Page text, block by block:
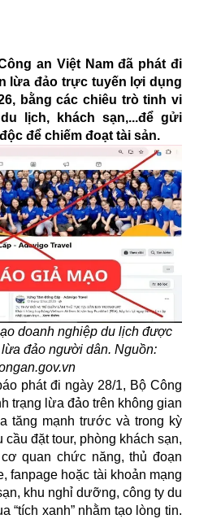
an Việt Nam đã phát đi
lừa đảo trực tuyến lợi dụng
bằng các chiêu trò tinh vi
lịch, khách sạn,...để gửi
để chiếm đoạt tài sản.
doanh nghiệp du lịch được
đảo người dân. Nguồn:
phát đi ngày 28/1, Bộ Công
trạng lừa đảo trên không gian
tăng mạnh trước và trong kỳ
đặt tour, phòng khách sạn,
quan chức năng, thủ đoạn
fanpage hoặc tài khoản mạng
khu nghỉ dưỡng, công ty du
“tích xanh” nhằm tạo lòng tin.